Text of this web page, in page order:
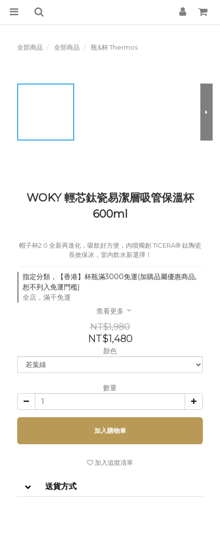
全部商品 全部商品 瓶&杯 Thermos
WOKY 輕芯鈦瓷易潔層吸管保溫杯
600ml
帽子杯2.0 全新再進化，吸飲好方便，內噴獨創 TICERA® 鈦陶瓷
長效保冰，室內飲水新選擇！
指定分類，【香港】杯瓶滿3000免運(加購品屬優惠商品,
恕不列入免運門檻)
全店，滿千免運
查看更多
NT$1,980
NT$1,480
顏色
數量
加入購物車
加入追蹤清單
送貨方式